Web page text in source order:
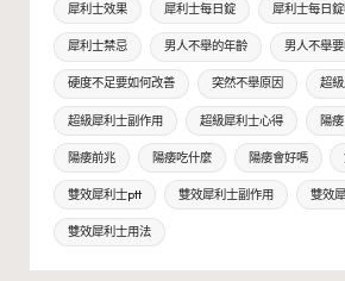
犀利士效果 犀利士每日錠 犀利士每日
犀利士禁忌 男人不舉的年齡 男人不舉
硬度不足要如何改善 突然不舉原因 超
超級犀利士副作用 超級犀利士心得 陽痿
陽痿前兆 陽痿吃什麼 陽痿會好嗎
雙效犀利士ptt 雙效犀利士副作用 雙效
雙效犀利士用法